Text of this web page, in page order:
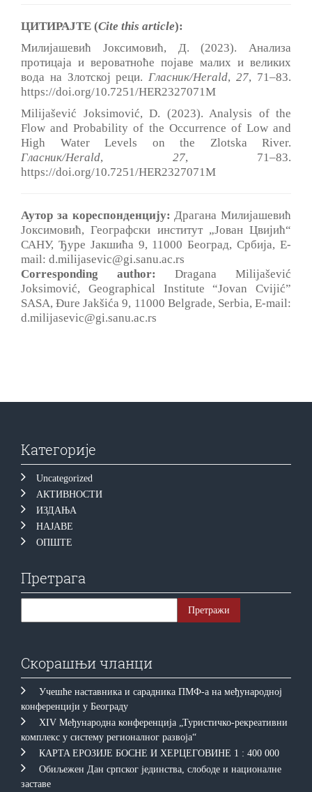
ЦИТИРАЈТЕ (Cite this article):
Милијашевић Јоксимовић, Д. (2023). Анализа
протицаја и вероватноће појаве малих и великих
вода на Злотској реци.Гласник/Herald,27, 71‒83.
https://doi.org/10.7251/HER2327071M
Milijašević Joksimović, D. (2023). Analysis of the
Flow and Probability of the Occurrence of Low and
High Water Levels on the Zlotska River.
Гласник/Herald, 27, 71‒83.
https://doi.org/10.7251/HER2327071M
Аутор за кореспонденцију: Драгана Милијашевић
Јоксимовић, Географски институт „Јован Цвијић“
САНУ, Ђуре Јакшића 9, 11000 Београд, Србија, E-
mail: d.milijasevic@gi.sanu.ac.rs
Corresponding author:
Dragana Milijašević
Joksimović, Geographical Institute “Jovan Cvijić”
SASA, Đure Jakšića 9, 11000 Belgrade, Serbia, E-mail:
d.milijasevic@gi.sanu.ac.rs
Категорије
Uncategorized
АКТИВНОСТИ
ИЗДАЊА
НАЈАВЕ
ОПШТЕ
Претрага
Скорашњи чланци
Учешће наставника и сарадника ПМФ-а на међународној
конференцији у Београду
XIV Међународна конференција „Туристичко-рекреативни
комплекс у систему регионалног развоја“
КAРTA EРOЗИJE БOСНE И ХEРЦEГOВИНE 1 : 400 000
Обиљежен Дан српског јединства, слободе и националне
заставе